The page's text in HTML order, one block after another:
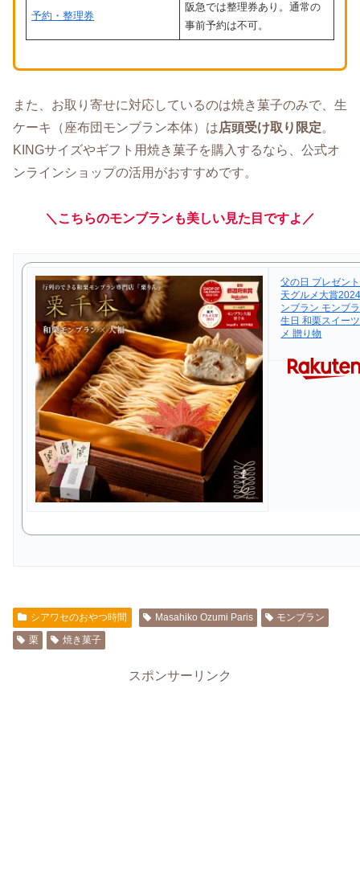
予約・整理券
阪急では整理券あり。通常の
事前予約は不可。
また、お取り寄せに対応しているのは焼き菓子のみで、生
ケーキ（座布団モンブラン本体）は店頭受け取り限定。
KINGサイズやギフト用焼き菓子を購入するなら、公式オ
ンラインショップの活用がおすすめです。
＼ こちらのモンブランも美しい見た目 ですよ ／
父の日 プレゼン
天グルメ大賞
ンブラン モンブ
生日 和栗スイー
メ 贈り物
シアワセのおやつ時間 Masahiko Ozumi Paris
モンブラン
栗
焼き菓子
スポンサーリンク